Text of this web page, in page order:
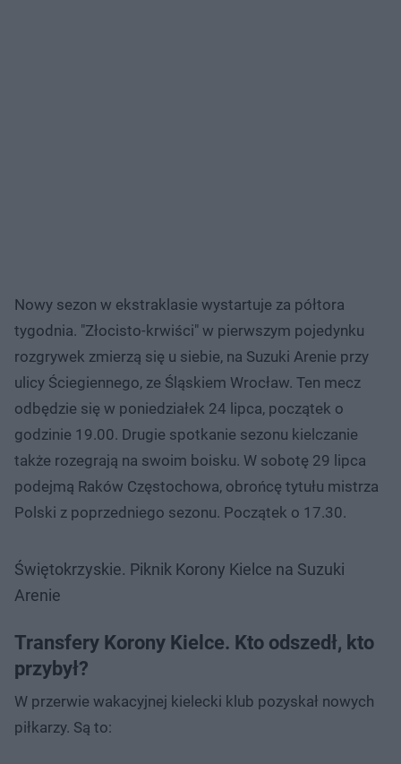
Nowy sezon w ekstraklasie wystartuje za półtora
tygodnia. "Złocisto-krwiści" w pierwszym pojedynku
rozgrywek zmierzą się u siebie, na Suzuki Arenie przy
ulicy Ściegiennego, ze Śląskiem Wrocław. Ten mecz
odbędzie się w poniedziałek 24 lipca, początek o
godzinie 19.00. Drugie spotkanie sezonu kielczanie
także rozegrają na swoim boisku. W sobotę 29 lipca
podejmą Raków Częstochowa, obrońcę tytułu mistrza
Polski z poprzedniego sezonu. Początek o 17.30.
Świętokrzyskie. Piknik Korony Kielce na Suzuki
Arenie
Transfery Korony Kielce. Kto odszedł, kto
przybył?
W przerwie wakacyjnej kielecki klub pozyskał nowych
piłkarzy. Są to: